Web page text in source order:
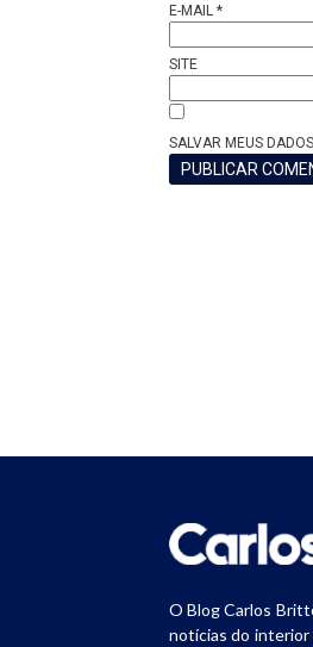
E-MAIL *
SITE
SALVAR MEUS
O Blog Carlos
notícias do interior